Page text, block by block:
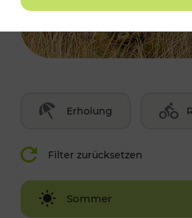
Erholung
Filter zurücksetzen
Sommer
Winter